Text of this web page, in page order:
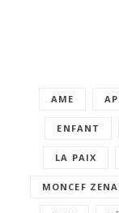
AME
ENFANT
LA PAIX
MONCEF